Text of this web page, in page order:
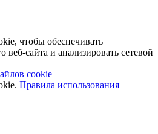
чтобы обеспечивать
сайта и анализировать сетевой
cookie
Правила использования